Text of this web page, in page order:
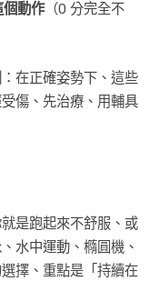
個動作（0 分完全不
在正確姿勢下、這些
傷、先治療、用輔具
是跑起來不舒服、或
水中運動、橢圓機、
擇、重點是「持續在